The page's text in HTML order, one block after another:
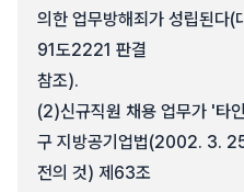
의한 업무방해죄가 성립된다
91도2221 판결
참조).
(2)신규직원 채용 업무가 '타
구 지방공기업법(2002. 3.
전의 것) 제63조